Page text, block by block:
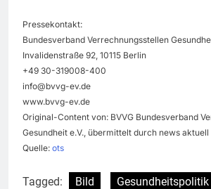
Pressekontakt:
Bundesverband Verrechnungsstellen
Invalidenstraße 92, 10115 Berlin
+49 30-319008-400
info@bvvg-ev.de
www.bvvg-ev.de
Original-Content von: BVVG Bundesverband
Gesundheit e.V., übermittelt durch news aktuell
Quelle: ots
Tagged: Bild Gesundheitspolitik